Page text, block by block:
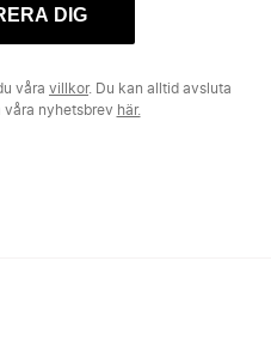
DIG
våra villkor. Du kan alltid avsluta
våra nyhetsbrev här.